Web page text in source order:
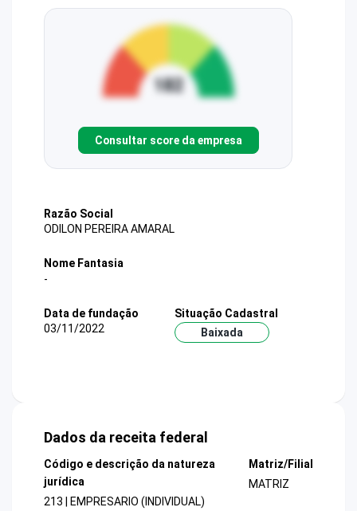
Consultar score da empresa
Razão Social
ODILON PEREIRA AMARAL
Nome Fantasia
-
Data de fundação
03/11/2022
Situação Cadastral
Baixada
Dados da receita federal
Código e descrição da natureza
jurídica
213 | EMPRESARIO (INDIVIDUAL)
Matriz/Filial
MATRIZ